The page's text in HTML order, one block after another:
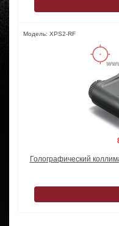
Модель: XPS2-RF
Голографический